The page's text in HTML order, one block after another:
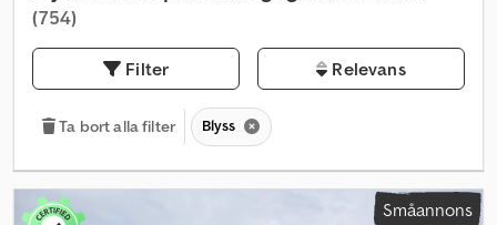
(754)
Filter Relevans
Ta bort alla filter Blyss
Småannons